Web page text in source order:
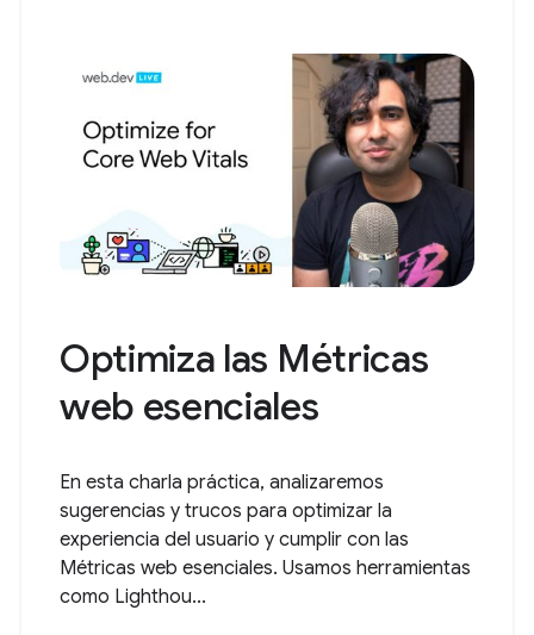
Optimiza las Métricas
web esenciales
En esta charla práctica, analizaremos
sugerencias y trucos para optimizar la
experiencia del usuario y cumplir con las
Métricas web esenciales. Usamos herramientas
como Lighthou...